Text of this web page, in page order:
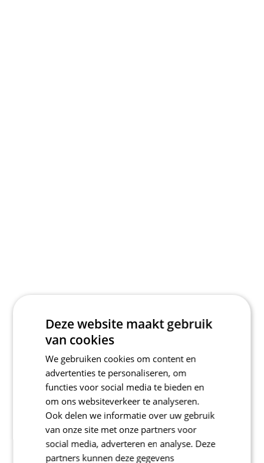
Deze website maakt gebruik
van cookies
We gebruiken cookies om content en
advertenties te personaliseren, om
functies voor social media te bieden en
om ons websiteverkeer te analyseren.
Ook delen we informatie over uw gebruik
van onze site met onze partners voor
social media, adverteren en analyse. Deze
partners kunnen deze gegevens